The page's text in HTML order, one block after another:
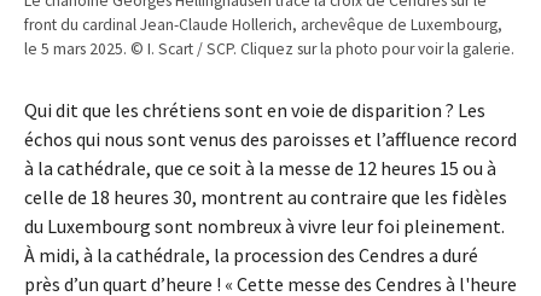
front du cardinal Jean-Claude Hollerich, archevêque de Luxembourg,
le 5 mars 2025. © I. Scart / SCP. Cliquez sur la photo pour voir la galerie.
Qui dit que les chrétiens sont en voie de disparition ? Les
échos qui nous sont venus des paroisses et l’affluence record
à la cathédrale, que ce soit à la messe de 12 heures 15 ou à
celle de 18 heures 30, montrent au contraire que les fidèles
du Luxembourg sont nombreux à vivre leur foi pleinement.
À midi, à la cathédrale, la procession des Cendres a duré
près d’un quart d’heure ! « Cette messe des Cendres à l'heure